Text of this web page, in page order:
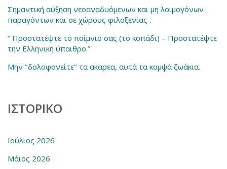
Σημαντική αύξηση νεοαναδυόμενων και μη λοιμογόνων
παραγόντων και σε χώρους φιλοξενίας .
“ Προστατέψτε το ποίμνιο σας (το κοπάδι) – Προστατέψτε
την Ελληνική ύπαιθρο.”
Μην ‘‘δολοφονείτε‘’ τα ακαρεα, αυτά τα κομψά ζωάκια.
ΙΣΤΟΡΙΚΌ
Ιούλιος 2026
Μάιος 2026